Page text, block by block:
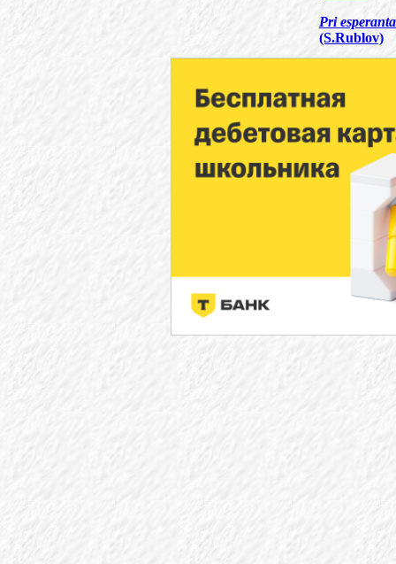
Pri
(S.Rublov)